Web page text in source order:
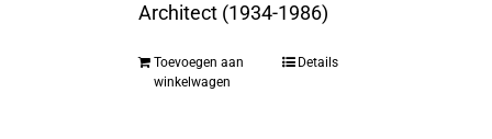
Architect (1934-1986)
Toevoegen aan
winkelwagen
Details